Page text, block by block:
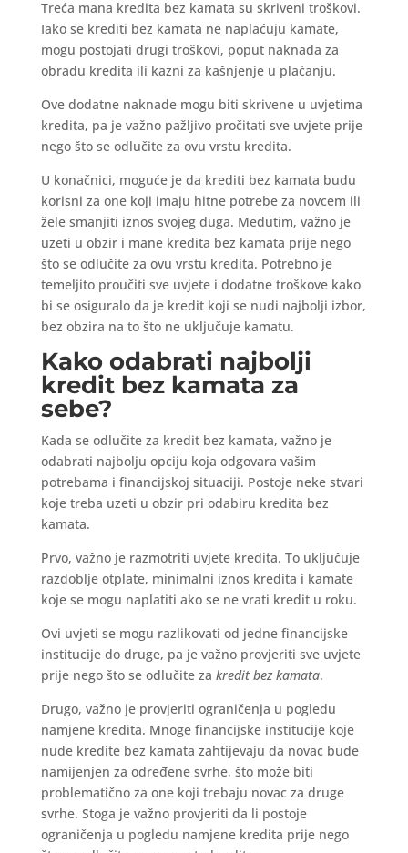
Treća mana kredita bez kamata su skriveni troškovi.
Iako se krediti bez kamata ne naplaćuju kamate,
mogu postojati drugi troškovi, poput naknada za
obradu kredita ili kazni za kašnjenje u plaćanju.
Ove dodatne naknade mogu biti skrivene u uvjetima
kredita, pa je važno pažljivo pročitati sve uvjete prije
nego što se odlučite za ovu vrstu kredita.
U konačnici, moguće je da krediti bez kamata budu
korisni za one koji imaju hitne potrebe za novcem ili
žele smanjiti iznos svojeg duga. Međutim, važno je
uzeti u obzir i mane kredita bez kamata prije nego
što se odlučite za ovu vrstu kredita. Potrebno je
temeljito proučiti sve uvjete i dodatne troškove kako
bi se osiguralo da je kredit koji se nudi najbolji izbor,
bez obzira na to što ne uključuje kamatu.
Kako odabrati najbolji
kredit bez kamata za
sebe?
Kada se odlučite za kredit bez kamata, važno je
odabrati najbolju opciju koja odgovara vašim
potrebama i financijskoj situaciji. Postoje neke stvari
koje treba uzeti u obzir pri odabiru kredita bez
kamata.
Prvo, važno je razmotriti uvjete kredita. To uključuje
razdoblje otplate, minimalni iznos kredita i kamate
koje se mogu naplatiti ako se ne vrati kredit u roku.
Ovi uvjeti se mogu razlikovati od jedne financijske
institucije do druge, pa je važno provjeriti sve uvjete
prije nego što se odlučite za kredit bez kamata.
Drugo, važno je provjeriti ograničenja u pogledu
namjene kredita. Mnoge financijske institucije koje
nude kredite bez kamata zahtijevaju da novac bude
namijenjen za određene svrhe, što može biti
problematično za one koji trebaju novac za druge
svrhe. Stoga je važno provjeriti da li postoje
ograničenja u pogledu namjene kredita prije nego